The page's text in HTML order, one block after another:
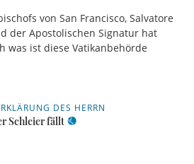
von San Francisco, Salvatore
der Apostolischen Signatur hat
was ist diese Vatikanbehörde
DES HERRN
Schleier fällt